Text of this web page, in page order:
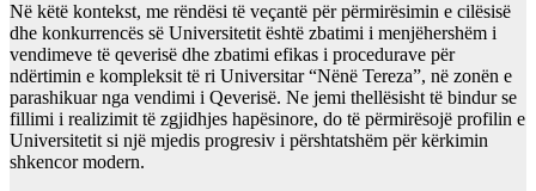
Në këtë kontekst, me rëndësi të veçantë për përmirësimin e cilësisë
dhe konkurrencës së Universitetit është zbatimi i menjëhershëm i
vendimeve të qeverisë dhe zbatimi efikas i procedurave për
ndërtimin e kompleksit të ri Universitar “Nënë Tereza”, në zonën e
parashikuar nga vendimi i Qeverisë. Ne jemi thellësisht të bindur se
fillimi i realizimit të zgjidhjes hapësinore, do të përmirësojë profilin e
Universitetit si një mjedis progresiv i përshtatshëm për kërkimin
shkencor modern.